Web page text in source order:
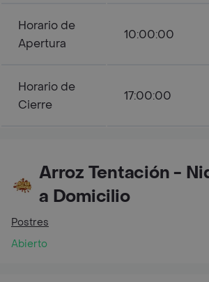
Horario de
Apertura
10:00:00
Horario de
Cierre
17:00:00
Arroz Tentación -
a Domicilio
Postres
Abierto